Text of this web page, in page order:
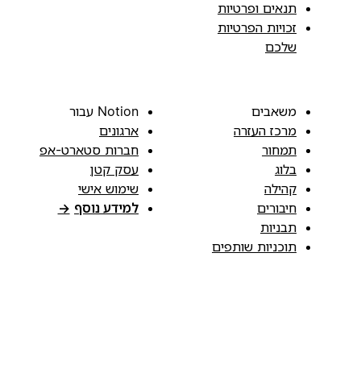
תנאים ופרטיות
זכויות הפרטיות
שלכם
משאבים
מרכז העזרה
תמחור
בלוג
קהילה
חיבורים
תבניות
תוכניות שותפים
Notion עבור
ארגונים
חברות סטארט-אפ
עסק קטן
שימוש אישי
למידע נוסף →